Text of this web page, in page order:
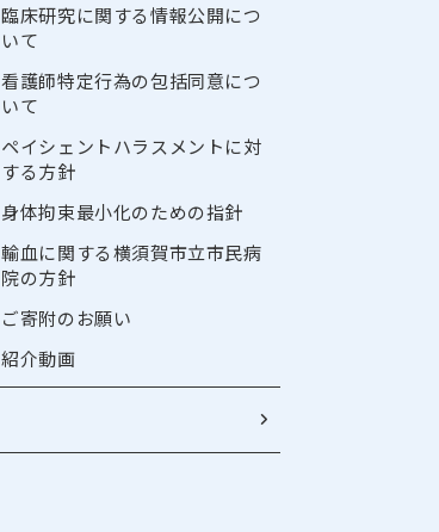
臨床研究に関する情報公開につ
いて
看護師特定行為の包括同意につ
いて
ペイシェントハラスメントに対
する方針
身体拘束最小化のための指針
輸血に関する横須賀市立市民病
院の方針
ご寄附のお願い
紹介動画